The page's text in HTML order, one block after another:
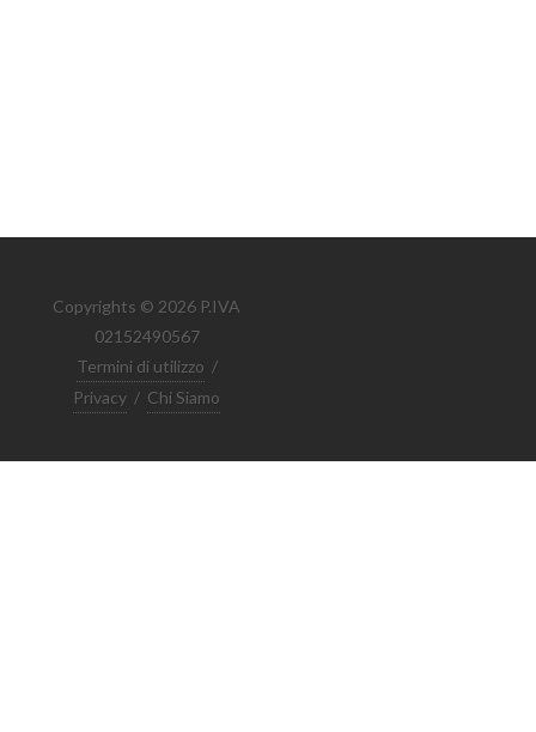
Copyrights © 2026 P.IVA
02152490567
Termini di utilizzo /
Privacy / Chi Siamo